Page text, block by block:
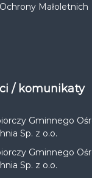
Małoletnich
/ komunikaty
Gminnego
Sp. z o.o.
Gminnego
Sp. z o.o.